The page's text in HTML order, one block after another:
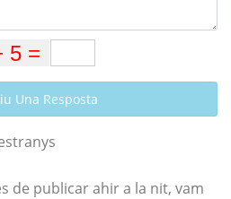
Una Resposta
de publicar ahir a la nit, vam